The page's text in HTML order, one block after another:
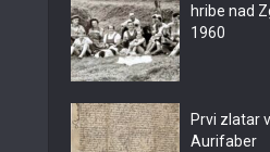
hribe nad
1960
Prvi zlatar
Aurifaber